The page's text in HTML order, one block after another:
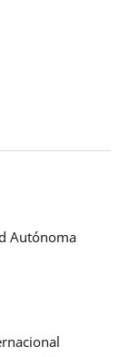
Autónoma